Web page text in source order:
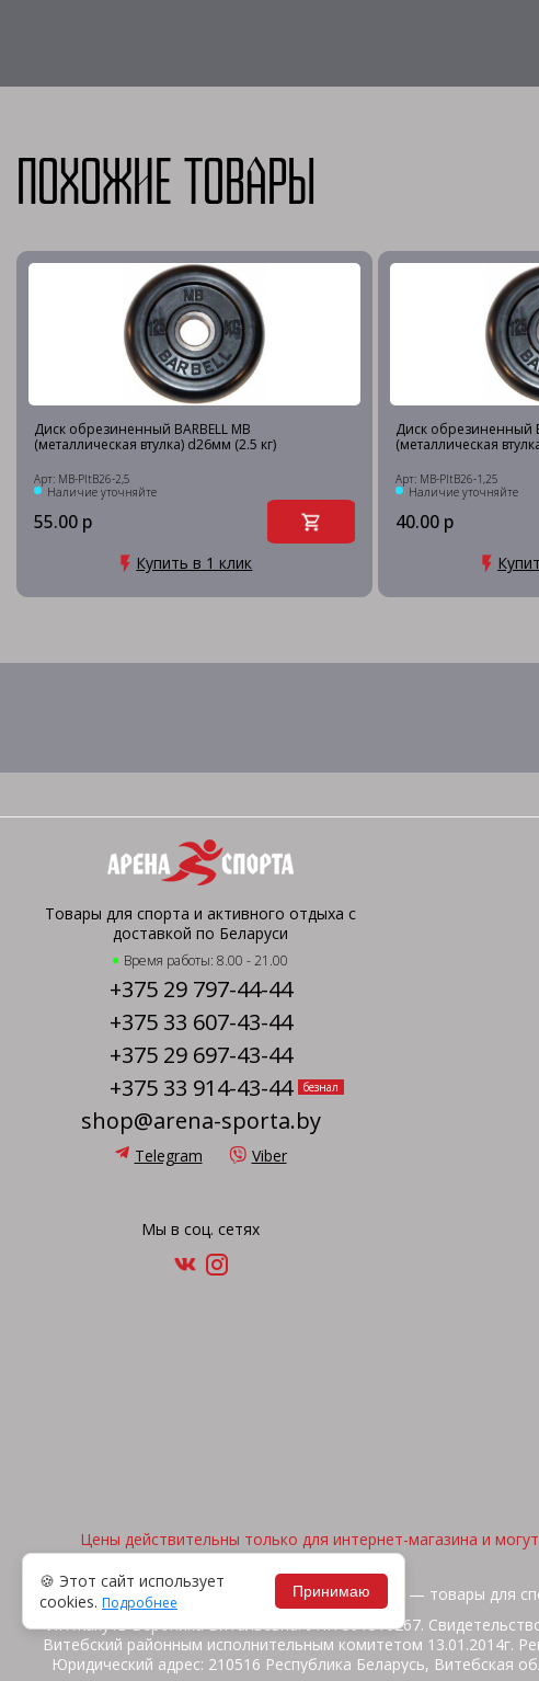
Похожие товары
Диск обрезиненный BARBELL MB
(металлическая втулка) d26мм (2.5 кг)
Арт: MB-PltB26-2,5
Наличие уточняйте
55.00 р
Купить в 1 клик
Диск обрезиненный
(металлическая
Арт: MB-PltB26-1,25
Наличие уточняйте
40.00 р
Товары для спорта и активного отдыха с
доставкой по Беларуси
Время работы: 8.00 - 21.00
+375 29 797-44-44
+375 33 607-43-44
+375 29 697-43-44
+375 33 914-43-44
безнал
shop@arena-sporta.by
Telegram Viber
Мы в соц. сетях
Цены действительны только для интернет-магазина и
2026, © "Арена спорта" — товары для
ИП Жакуть Вероника Витальевна. УНП 391316267.
Витебский районным исполнительным комитетом 13.01.2014г.
Юридический адрес: 210516 Республика Беларусь, Витебская
🍪 Этот сайт использует
cookies. Подробнее
Принимаю